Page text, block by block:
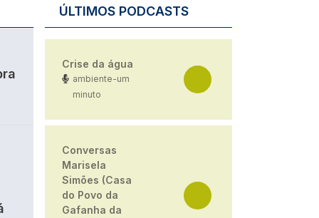
ÚLTIMOS PODCASTS
Crise da água
ambiente-um
minuto
Conversas
Marisela
Simões (Casa
do Povo da
Gafanha da